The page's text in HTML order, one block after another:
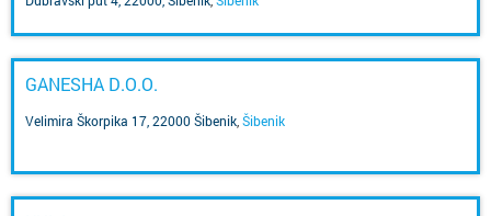
GANESHA D.O.O.
Velimira Škorpika 17, 22000 Šibenik Šibenik